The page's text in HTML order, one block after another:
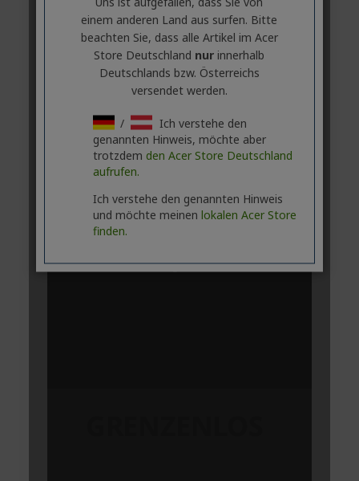
einem anderen Land aus surfen. Bitte
beachten Sie, dass alle Artikel im Acer
Store Deutschland nur innerhalb
Deutschlands bzw. Österreichs
versendet werden.
/
Ich verstehe den
genannten Hinweis, möchte aber
trotzdem den Acer Store Deutschland
aufrufen.
Ich verstehe den genannten Hinweis
und möchte meinen lokalen Acer Store
finden.